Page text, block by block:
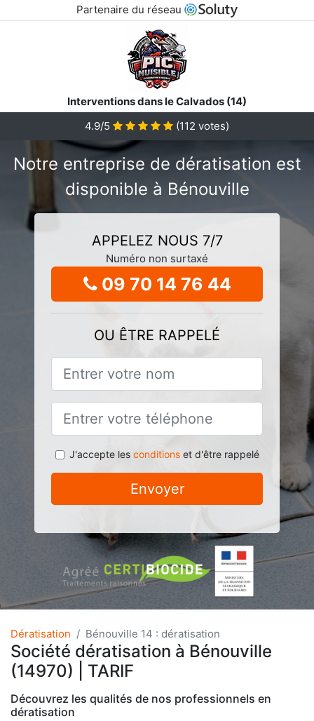
Partenaire du réseau
Interventions dans le Calvados (14)
4.9/5
(112 votes)
Notre entreprise de dératisation est
disponible à Bénouville
APPELEZ NOUS 7/7
Numéro non surtaxé
09 70 14 76 44
OU ÊTRE RAPPELÉ
J'accepte les conditionset d'être rappelé
Envoyer
Dératisation Bénouville 14 : dératisation
Société dératisation à Bénouville
(14970) | TARIF
Découvrez les qualités de nos professionnels en
dératisation